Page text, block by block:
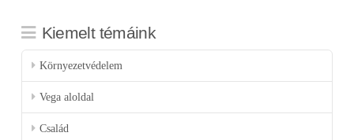
Kiemelt témáink
Környezetvédelem
Vega aloldal
Család